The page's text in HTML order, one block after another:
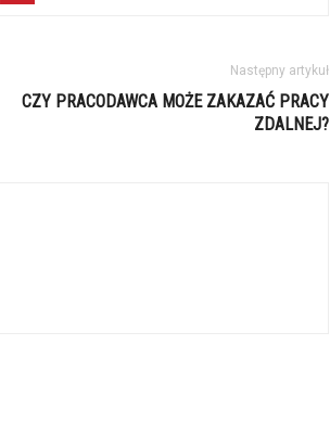
Następny artykuł
CZY PRACODAWCA MOŻE ZAKAZAĆ PRACY
ZDALNEJ?